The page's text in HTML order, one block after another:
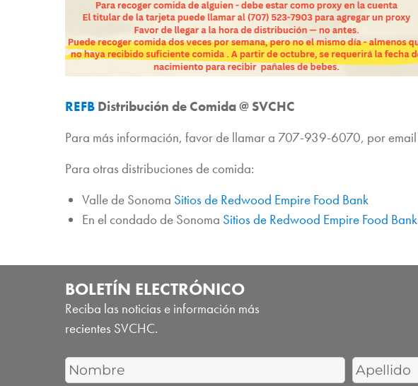
REFB Distribución de Comida @ SVCHC
Para más información, favor de llamar a 707-939-6070, por email
Para otras distribuciones de comida:
Valle de Sonoma Sitios de Redwood Empire Food Bank
En el condado de Sonoma Sitios de Redwood Empire Food Bank
BOLETÍN ELECTRÓNICO
Reciba las noticias e información más
recientes SVCHC.
First
Name
Last
Name